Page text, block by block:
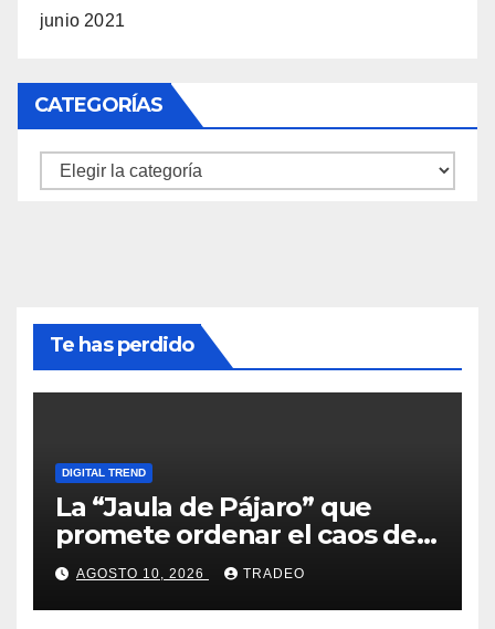
junio 2021
CATEGORÍAS
Categorías
Te has perdido
DIGITAL TREND
La “Jaula de Pájaro” que
promete ordenar el caos de
ChatGPT
AGOSTO 10, 2026 TRADEO